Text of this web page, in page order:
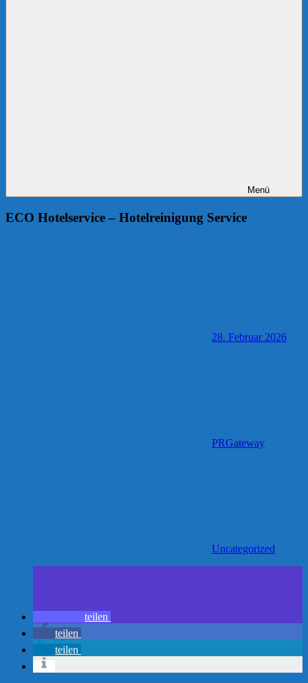
Menü
ECO Hotelservice – Hotelreinigung Service
28. Februar 2026
PRGateway
Uncategorized
teilen
teilen
teilen